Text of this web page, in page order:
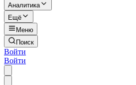
Аналитика
Ещё
Меню
Поиск
Войти
Войти